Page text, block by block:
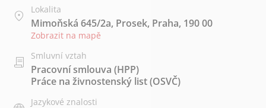
Lokalita
Mimoňská 645/2a, Prosek, Praha, 190 00
Zobrazit na mapě
Smluvní vztah
Pracovní smlouva (HPP)
Práce na živnostenský list (OSVČ)
Jazykové znalosti